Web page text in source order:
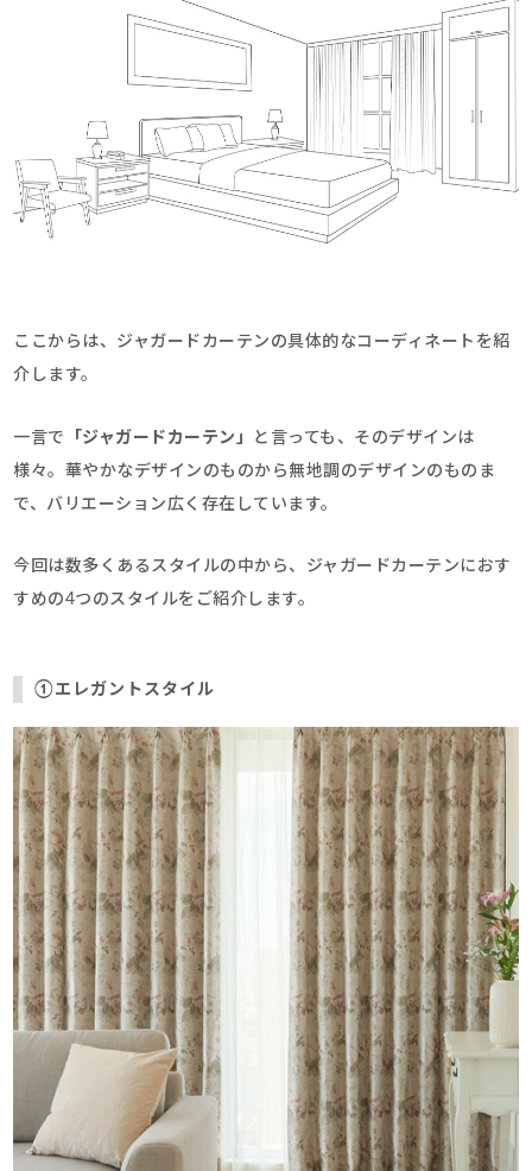
ここからは、ジャガードカーテンの具体的なコーディネートを紹
介します。
一言で 「ジャガードカーテン」
と言っても、そのデザインは
様々。華やかなデザインのものから無地調のデザインのものま
で、バリエーション広く存在しています。
今回は数多くあるスタイルの中から、ジャガードカーテンにおす
すめの4つのスタイルをご紹介します。
①エレガントスタイル